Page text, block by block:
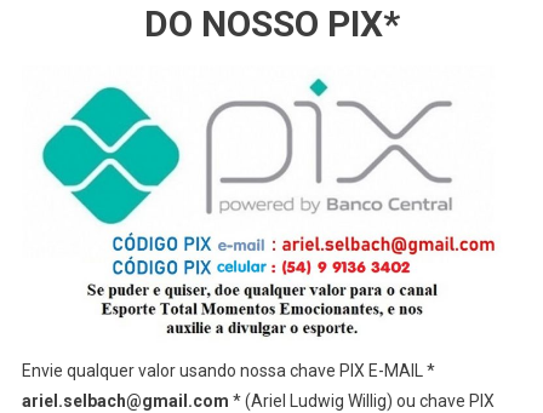
DO NOSSO PIX*
Envie qualquer valor usando nossa chave PIX E-MAIL *
ariel.selbach@gmail.com * (Ariel Ludwig Willig) ou chave PIX